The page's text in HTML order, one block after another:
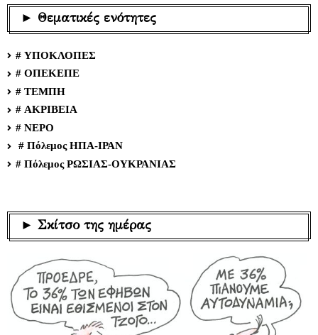
► Θεματικές ενότητες
# ΥΠΟΚΛΟΠΕΣ
# ΟΠΕΚΕΠΕ
# ΤΕΜΠΗ
# ΑΚΡΙΒΕΙΑ
# ΝΕΡΟ
# Πόλεμος ΗΠΑ-ΙΡΑΝ
# Πόλεμος ΡΩΣΙΑΣ-ΟΥΚΡΑΝΙΑΣ
► Σκίτσο της ημέρας